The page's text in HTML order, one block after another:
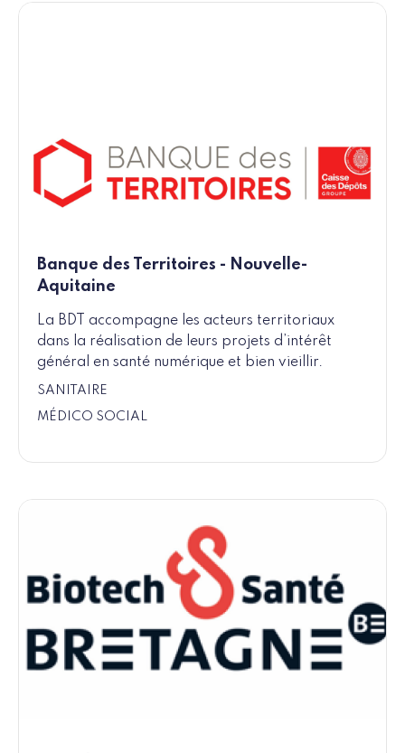
Banque des Territoires - Nouvelle-
Aquitaine
La BDT accompagne les acteurs territoriaux
dans la réalisation de leurs projets d’intérêt
général en santé numérique et bien vieillir.
SANITAIRE
MÉDICO SOCIAL